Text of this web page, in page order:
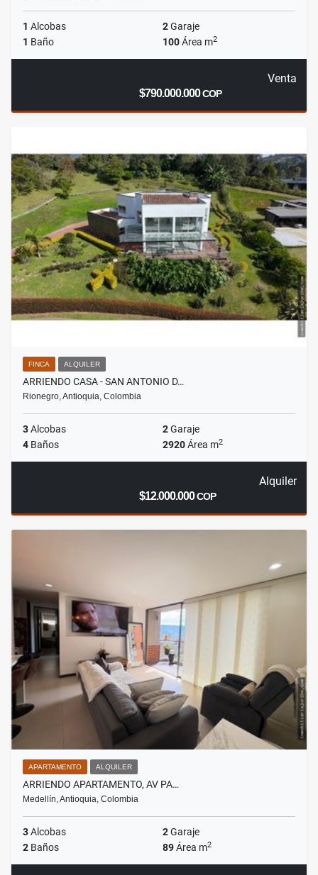
1 Alcobas 2Garaje
1 Baño 100Área m2
Venta
$790.000.000COP
FINCA ALQUILER
ARRIENDO CASA - SAN ANTONIO D…
Rionegro, Antioquia, Colombia
3Alcobas 2Garaje
4 Baños 2920Área m2
Alquiler
$12.000.000COP
APARTAMENTO ALQUILER
ARRIENDO APARTAMENTO, AV PA…
Medellín, Antioquia, Colombia
3Alcobas 2Garaje
2 Baños 89Área m2